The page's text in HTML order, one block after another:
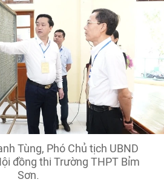
Tùng, Phó Chủ tịch UBND
đồng thi Trường THPT Bỉm
Sơn.